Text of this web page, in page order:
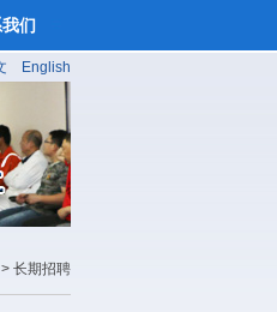
们
English
长期招聘